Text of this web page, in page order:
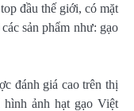
đầu thế giới, có mặt
sản phẩm như: gạo
đánh giá cao trên thị
ảnh hạt gạo Việt